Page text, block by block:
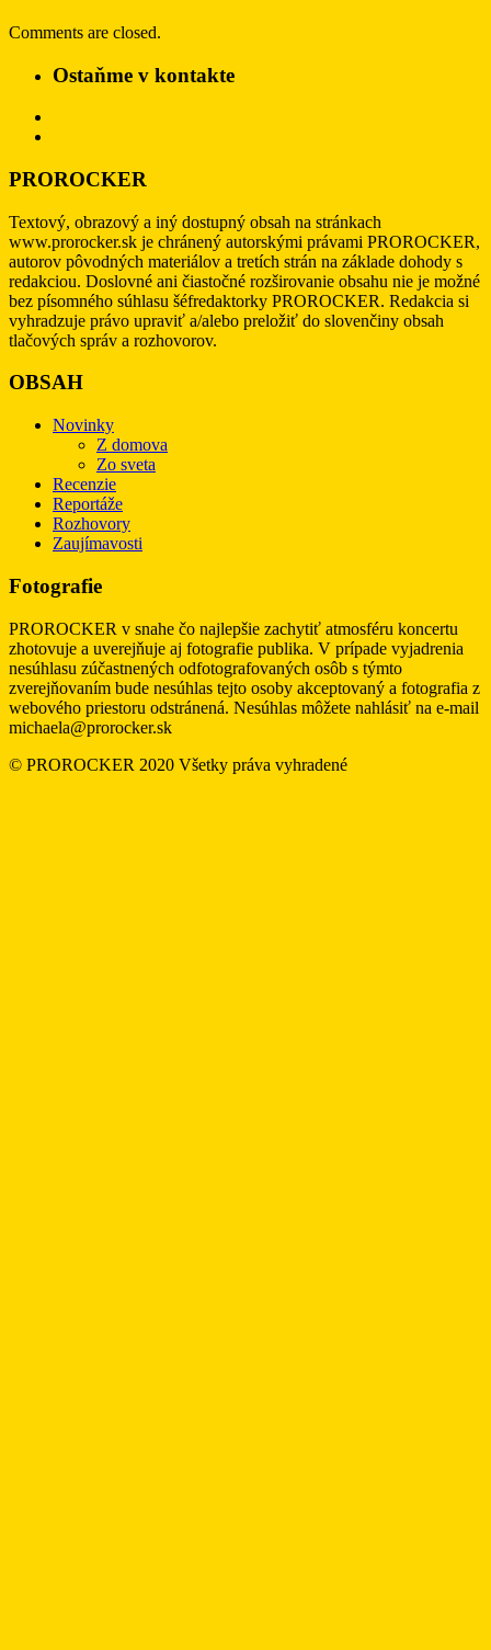
Comments are closed.
Ostaňme v kontakte
PROROCKER
Textový, obrazový a iný dostupný obsah na stránkach
www.prorocker.sk je chránený autorskými právami PROROCKER,
autorov pôvodných materiálov a tretích strán na základe dohody s
redakciou. Doslovné ani čiastočné rozširovanie obsahu nie je možné
bez písomného súhlasu šéfredaktorky PROROCKER. Redakcia si
vyhradzuje právo upraviť a/alebo preložiť do slovenčiny obsah
tlačových správ a rozhovorov.
OBSAH
Novinky
Z domova
Zo sveta
Recenzie
Reportáže
Rozhovory
Zaujímavosti
Fotografie
PROROCKER v snahe čo najlepšie zachytiť atmosféru koncertu
zhotovuje a uverejňuje aj fotografie publika. V prípade vyjadrenia
nesúhlasu zúčastnených odfotografovaných osôb s týmto
zverejňovaním bude nesúhlas tejto osoby akceptovaný a fotografia z
webového priestoru odstránená. Nesúhlas môžete nahlásiť na e-mail
michaela@prorocker.sk
© PROROCKER 2020 Všetky práva vyhradené